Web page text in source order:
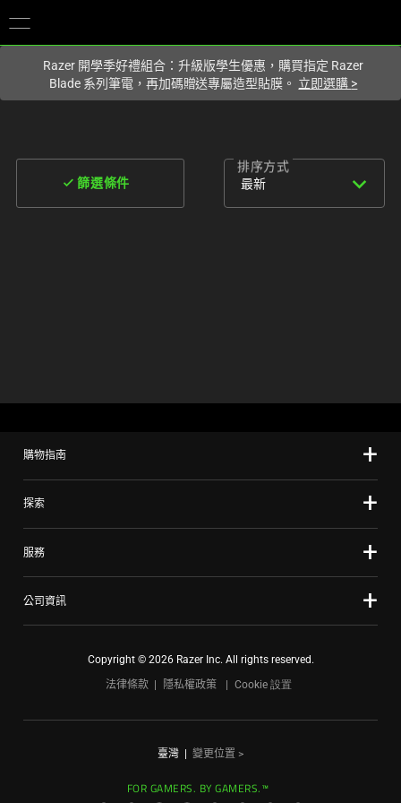
Razer 開學季好禮組合：升級版學生優惠，購買指定 Razer
Blade 系列筆電，再加碼贈送專屬造型貼膜。 立即選購 >
done 篩選條件
排序方式
expand_more
最新
購物指南
探索
服務
公司資訊
Copyright © 2026 Razer Inc. All rights reserved.
法律條款
隱私權政策 Cookie 設置
臺灣 變更位置 >
FOR GAMERS. BY GAMERS.™